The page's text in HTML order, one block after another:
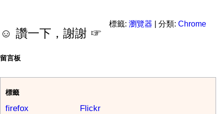
☺ 讚一下，謝謝 ☞
標籤: 瀏覽器 | 分類: Chrome
留言板
標籤
firefox
Flickr